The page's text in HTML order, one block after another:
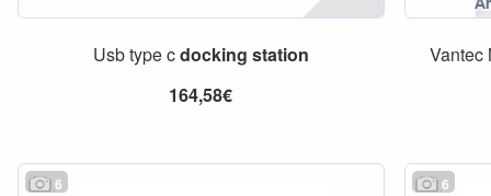
Usb type cdocking station
164,58€
Vantec
6 6